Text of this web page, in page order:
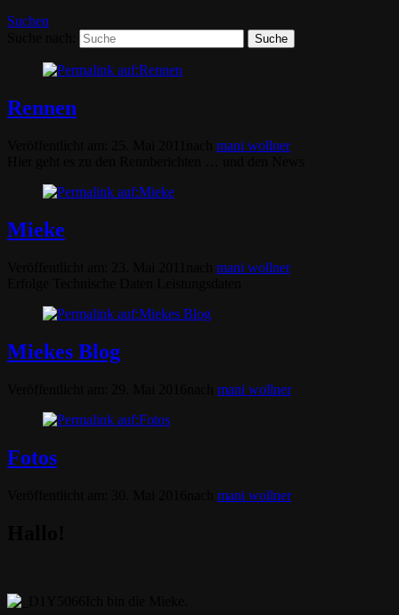
Suchen
Rennen
mani wollner
Mieke
mani wollner
Miekes Blog
mani wollner
Fotos
mani wollner